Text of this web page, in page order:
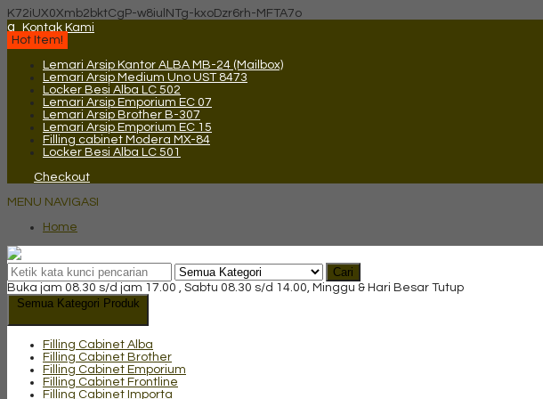
K72iUX0Xmb2bktCgP-w8iulNTg-kxoDzr6rh-MFTA7o
q
Kontak Kami
Hot Item!
Lemari Arsip Kantor ALBA MB-24 (Mailbox)
Lemari Arsip Medium Uno UST 8473
Locker Besi Alba LC 502
Lemari Arsip Emporium EC 07
Lemari Arsip Brother B-307
Lemari Arsip Emporium EC 15
Filling cabinet Modera MX-84
Locker Besi Alba LC 501
Checkout
MENU NAVIGASI
Home
Cari
Buka jam 08.30 s/d jam 17.00 , Sabtu 08.30 s/d 14.00, Minggu & Hari Besar Tutup
Semua Kategori Produk
Filling Cabinet Alba
Filling Cabinet Brother
Filling Cabinet Emporium
Filling Cabinet Frontline
Filling Cabinet Importa